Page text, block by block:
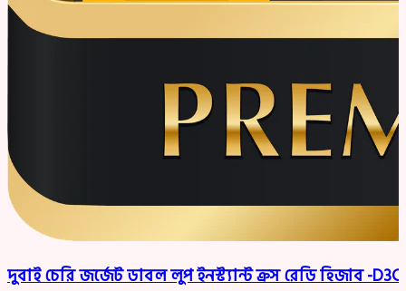
দুবাই চেরি জর্জেট ডাবল লুপ ইনস্ট্যান্ট ক্রস রেডি হিজাব -